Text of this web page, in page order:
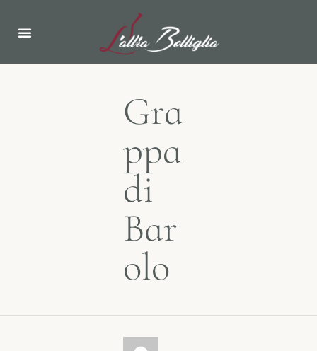
Gra
ppa
di
Bar
olo